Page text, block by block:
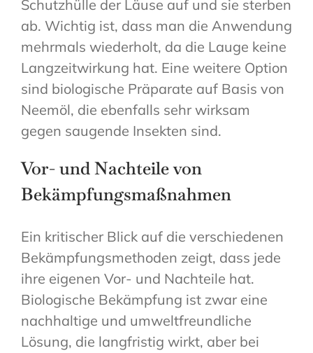
Schutzhülle der Läuse auf und sie sterben
ab. Wichtig ist, dass man die Anwendung
mehrmals wiederholt, da die Lauge keine
Langzeitwirkung hat. Eine weitere Option
sind biologische Präparate auf Basis von
Neemöl, die ebenfalls sehr wirksam
gegen saugende Insekten sind.
Vor- und Nachteile von
Bekämpfungsmaßnahmen
Ein kritischer Blick auf die verschiedenen
Bekämpfungsmethoden zeigt, dass jede
ihre eigenen Vor- und Nachteile hat.
Biologische Bekämpfung ist zwar eine
nachhaltige und umweltfreundliche
Lösung, die langfristig wirkt, aber bei